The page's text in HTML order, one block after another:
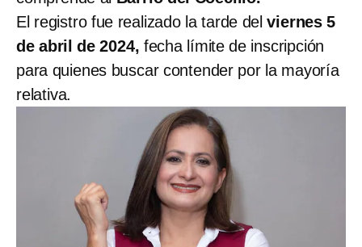
El registro fue realizado la tarde delviernes 5
de abril de 2024, fecha límite de inscripción
para quienes buscar contender por la mayoría
relativa.